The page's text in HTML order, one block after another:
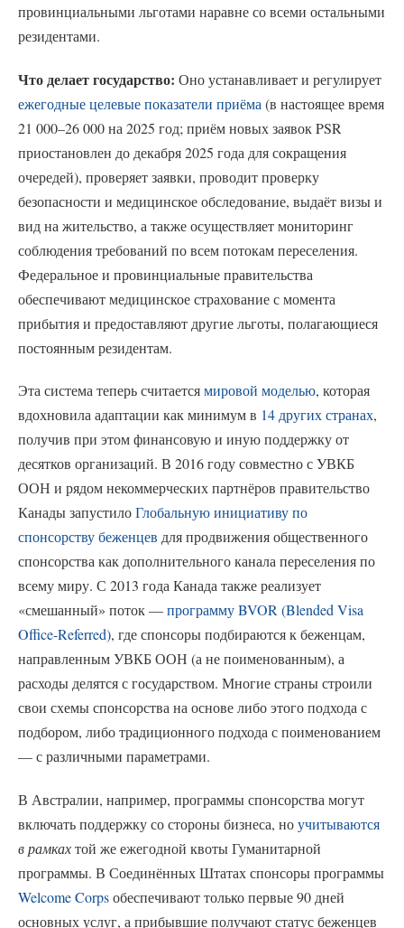
провинциальными льготами наравне со всеми остальными
резидентами.
Что делает государство: Оно устанавливает и регулирует
ежегодные целевые показатели приёма (в настоящее время
21 000–26 000 на 2025 год; приём новых заявок PSR
приостановлен до декабря 2025 года для сокращения
очередей), проверяет заявки, проводит проверку
безопасности и медицинское обследование, выдаёт визы и
вид на жительство, а также осуществляет мониторинг
соблюдения требований по всем потокам переселения.
Федеральное и провинциальные правительства
обеспечивают медицинское страхование с момента
прибытия и предоставляют другие льготы, полагающиеся
постоянным резидентам.
Эта система теперь считаетсямировой моделью, которая
вдохновила адаптации как минимум в 14 других странах,
получив при этом финансовую и иную поддержку от
десятков организаций. В 2016 году совместно с УВКБ
ООН и рядом некоммерческих партнёров правительство
Канады запустилоГлобальную инициативу по
спонсорству беженцев для продвижения общественного
спонсорства как дополнительного канала переселения по
всему миру. С 2013 года Канада также реализует
«смешанный» поток —программу BVOR (Blended Visa
Office-Referred), где спонсоры подбираются к беженцам,
направленным УВКБ ООН (а не поименованным), а
расходы делятся с государством. Многие страны строили
свои схемы спонсорства на основе либо этого подхода с
подбором, либо традиционного подхода с поименованием
— с различными параметрами.
В Австралии, например, программы спонсорства могут
включать поддержку со стороны бизнеса, ноучитываются
в рамкахтой же ежегодной квоты Гуманитарной
программы. В Соединённых Штатах спонсоры программы
Welcome Corpsобеспечивают только первые 90 дней
основных услуг, а прибывшие получают статус беженцев